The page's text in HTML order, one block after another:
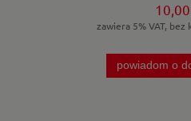
10,00
zawiera 5% VAT,
powiadom o